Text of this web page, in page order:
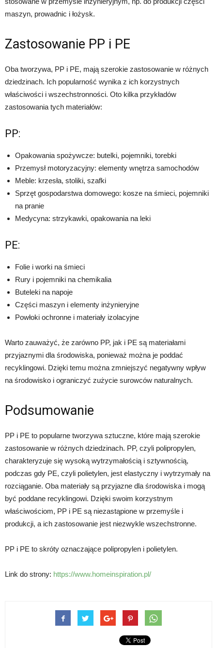
maszyn, prowadnic i łożysk.
Zastosowanie PP i PE
Oba tworzywa, PP i PE, mają szerokie zastosowanie w różnych
dziedzinach. Ich popularność wynika z ich korzystnych
właściwości i wszechstronności. Oto kilka przykładów
zastosowania tych materiałów:
PP:
Opakowania spożywcze: butelki, pojemniki, torebki
Przemysł motoryzacyjny: elementy wnętrza samochodów
Meble: krzesła, stoliki, szafki
Sprzęt gospodarstwa domowego: kosze na śmieci, pojemniki
na pranie
Medycyna: strzykawki, opakowania na leki
PE:
Folie i worki na śmieci
Rury i pojemniki na chemikalia
Buteleki na napoje
Części maszyn i elementy inżynieryjne
Powłoki ochronne i materiały izolacyjne
Warto zauważyć, że zarówno PP, jak i PE są materiałami
przyjaznymi dla środowiska, ponieważ można je poddać
recyklingowi. Dzięki temu można zmniejszyć negatywny wpływ
na środowisko i ograniczyć zużycie surowców naturalnych.
Podsumowanie
PP i PE to popularne tworzywa sztuczne, które mają szerokie
zastosowanie w różnych dziedzinach. PP, czyli polipropylen,
charakteryzuje się wysoką wytrzymałością i sztywnością,
podczas gdy PE, czyli polietylen, jest elastyczny i wytrzymały na
rozciąganie. Oba materiały są przyjazne dla środowiska i mogą
być poddane recyklingowi. Dzięki swoim korzystnym
właściwościom, PP i PE są niezastąpione w przemyśle i
produkcji, a ich zastosowanie jest niezwykle wszechstronne.
PP i PE to skróty oznaczające polipropylen i polietylen.
Link do strony: https://www.homeinspiration.pl/